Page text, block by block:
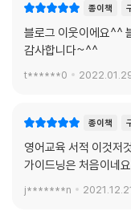
종이책
블로그 이웃이에요^^
감사합니다~^^
t******0
종이책
영어교육 서적 이것저
가이드닝은 처음이네
j*******n